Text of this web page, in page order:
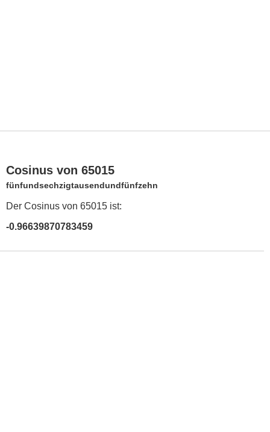
Cosinus von 65015
fünfundsechzigtausendundfünfzehn
Der Cosinus von 65015 ist:
-0.96639870783459